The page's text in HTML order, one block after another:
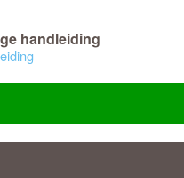
handleiding